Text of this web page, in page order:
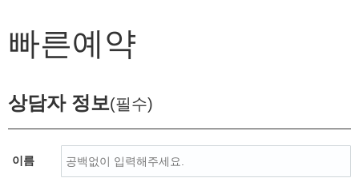
빠른예약
상담자 정보(필수)
이름